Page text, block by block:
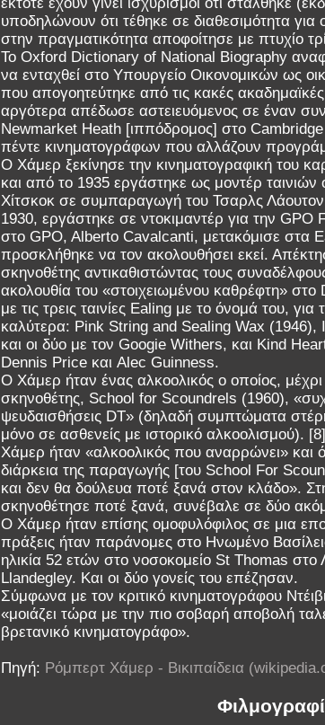
υποδηλώνουν ότι τέθηκε σε διαθεσιμότητα για
στην πραγματικότητα αποφοίτησε με πτυχίο
Το Oxford Dictionary of National Biography
να ενταχθεί στο Υπουργείο Οικονομικών ως
που απογοητεύτηκε από τις κακές ακαδημαϊκές
αργότερα απέδωσε αστειευόμενος σε έναν
Newmarket Heath [ιππόδρομος] στο
πέντε κινηματογράφων που αλλάζουν
Ο Χάμερ ξεκίνησε την κινηματογραφική του
και από το 1935 εργάστηκε ως μοντέρ
Χίτσκοκ σε συμπαραγωγή του Τσαρλς Λάουτον.
1930, εργάστηκε σε ντοκιμαντέρ για την GPO
στο GPO, Alberto Cavalcanti, μετακόμισε στα
προσκλήθηκε να τον ακολουθήσει εκεί.
σκηνοθέτης αντικαθιστώντας τους
ακολουθία του «στοιχειωμένου καθρέφτη»
με τις τρεις ταινίες Ealing με το όνομά του, για
καλύτερα: Pink String and Sealing Wax
και οι δύο με τον Googie Withers, και Kind
Dennis Price και Alec Guinness.
Ο Χάμερ ήταν ένας αλκοολικός ο οποίος, μέχρι
σκηνοθέτης, School for Scoundrels (1960),
ψευδαισθήσεις DT» (δηλαδή συμπτώματα
μόνο σε ασθενείς με ιστορικό αλκοολισμού).
Χάμερ ήταν «αλκοολικός που αναρρώνει» και
διάρκεια της παραγωγής [του School For
και δεν θα δούλευα ποτέ ξανά στον κλάδο».
σκηνοθέτησε ποτέ ξανά, συνέβαλε σε δύο
Ο Χάμερ ήταν επίσης ομοφυλόφιλος σε μια
πράξεις ήταν παράνομες στο Ηνωμένο
ηλικία 52 ετών στο νοσοκομείο St Thomas στο
Llandegley. Και οι δύο γονείς του επέζησαν.
Σύμφωνα με τον κριτικό κινηματογράφου
«μοιάζει τώρα με την πιο σοβαρή αποβολή
βρετανικό κινηματογράφο».
Πηγή: Ρόμπερτ Χάμερ - Βικιπαίδεια